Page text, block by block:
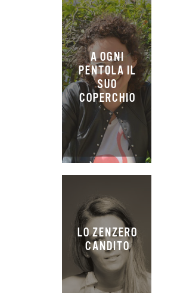
A OGNI
PENTOLA IL
SUO
COPERCHIO
LO ZENZERO
CANDITO